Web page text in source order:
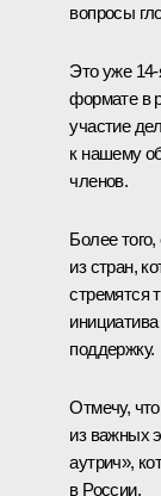
вопросы
Это уже 14-
формате в
участие
к нашему
членов.
Более
из стран,
стремятся
поддержку.
Отмечу,
из важных
аутрич»,
в России.